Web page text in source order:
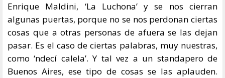
Enrique Maldini, ‘La Luchona’ y se nos cierran
algunas puertas, porque no se nos perdonan ciertas
cosas que a otras personas de afuera se las dejan
pasar. Es el caso de ciertas palabras, muy nuestras,
como ‘ndecí calela’. Y tal vez a un standapero de
Buenos Aires, ese tipo de cosas se las aplauden.